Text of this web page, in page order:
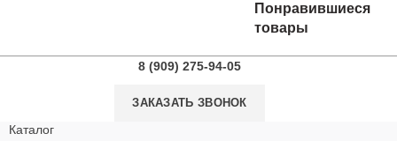
Понравившиеся
товары
8 (909) 275-94-05
ЗАКАЗАТЬ ЗВОНОК
Каталог